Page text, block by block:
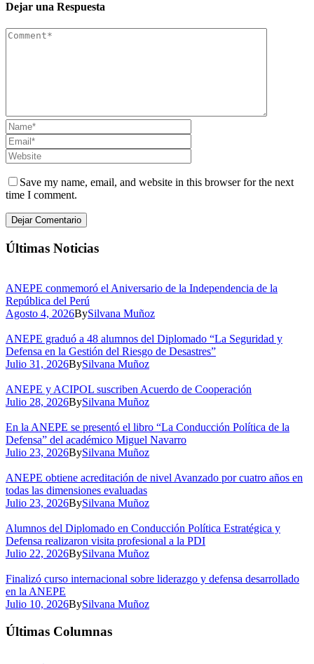
Dejar una Respuesta
Save my name, email, and website in this browser for the next
time I comment.
Últimas Noticias
ANEPE conmemoró el Aniversario de la Independencia de la
República del Perú
Agosto 4, 2026BySilvana Muñoz
ANEPE graduó a 48 alumnos del Diplomado “La Seguridad y
Defensa en la Gestión del Riesgo de Desastres”
Julio 31, 2026BySilvana Muñoz
ANEPE y ACIPOL suscriben Acuerdo de Cooperación
Julio 28, 2026BySilvana Muñoz
En la ANEPE se presentó el libro “La Conducción Política de la
Defensa” del académico Miguel Navarro
Julio 23, 2026BySilvana Muñoz
ANEPE obtiene acreditación de nivel Avanzado por cuatro años en
todas las dimensiones evaluadas
Julio 23, 2026BySilvana Muñoz
Alumnos del Diplomado en Conducción Política Estratégica y
Defensa realizaron visita profesional a la PDI
Julio 22, 2026BySilvana Muñoz
Finalizó curso internacional sobre liderazgo y defensa desarrollado
en la ANEPE
Julio 10, 2026BySilvana Muñoz
Últimas Columnas